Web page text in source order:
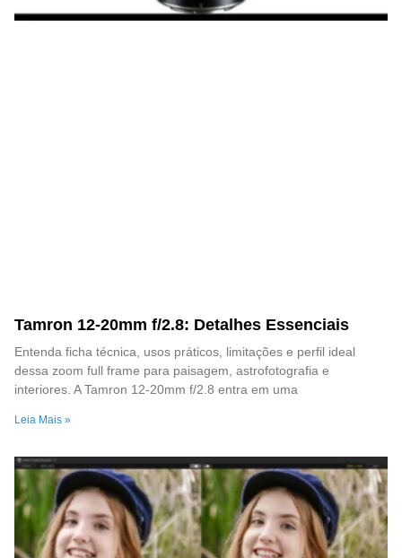
Tamron 12-20mm f/2.8: Detalhes Essenciais
Entenda ficha técnica, usos práticos, limitações e perfil ideal
dessa zoom full frame para paisagem, astrofotografia e
interiores. A Tamron 12-20mm f/2.8 entra em uma
Leia Mais »